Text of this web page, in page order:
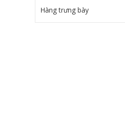
Hàng trưng bày